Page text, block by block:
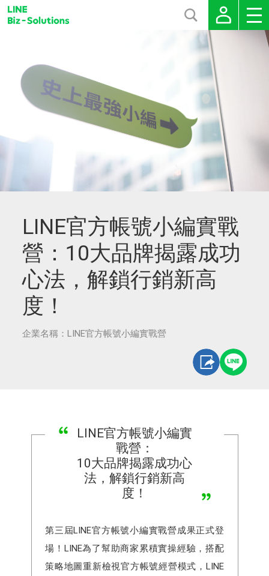
LINE官方帳號小編實戰
營：10大品牌揭露成功
心法，解鎖行銷新高
度！
企業名稱：LINE官方帳號小編實戰營
LINE官方帳號小編實
戰營：
10大品牌揭露成功心
法，解鎖行銷新高
度！
第三屆LINE官方帳號小編實戰營成果正式登
場！LINE為了幫助商家累積實操經驗，搭配
策略地圖重新檢視官方帳號經營模式，LINE